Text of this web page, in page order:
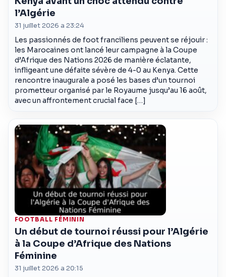
l’Algérie
31 juillet 2026 a 23:24
Les passionnés de foot franciliens peuvent se réjouir :
les Marocaines ont lancé leur campagne à la Coupe
d’Afrique des Nations 2026 de manière éclatante,
infligeant une défaite sévère de 4-0 au Kenya. Cette
rencontre inaugurale a posé les bases d’un tournoi
prometteur organisé par le Royaume jusqu’au 16 août,
avec un affrontement crucial face […]
FOOTBALL FÉMININ
Un début de tournoi réussi pour l’Algérie
à la Coupe d’Afrique des Nations
Féminine
31 juillet 2026 a 20:15